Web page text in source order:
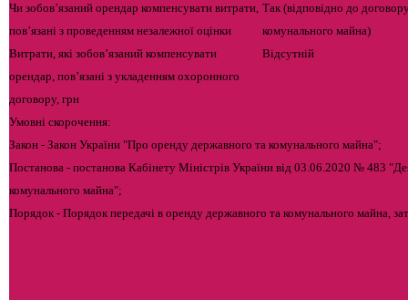
Чи зобов’язаний орендар компенсувати витрати,
пов’язані з проведенням незалежної оцінки
Так (відповідно до
комунального майна)
Витрати, які зобов’язаний компенсувати
орендар, пов’язані з укладенням охоронного
договору, грн
Відсутній
Умовні скорочення:
Закон - Закон України "Про оренду державного та комунального майна";
Постанова - постанова Кабінету Міністрів України від 03.06.2020 № 483
комунального майна";
Порядок - Порядок передачі в оренду державного та комунального майна,